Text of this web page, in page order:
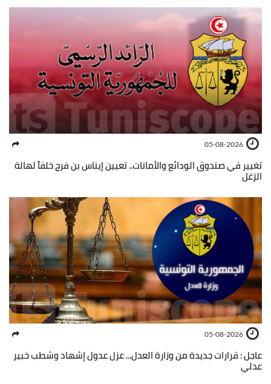
05-08-2026
تغيير في صندوق الودائع والأمانات.. تعيين إيناس بن فرج خلفاً لهالة
الزغل
05-08-2026
عاجل : قرارات جديدة من وزارة العدل... عزل عدول إشهاد وشطب خبير
عدلي